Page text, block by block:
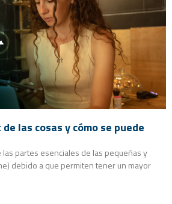
las cosas y cómo se puede
las partes esenciales de las pequeñas y
debido a que permiten tener un mayor